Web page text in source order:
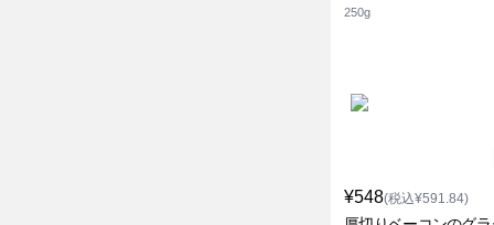
250g
¥548(税込¥591.84)